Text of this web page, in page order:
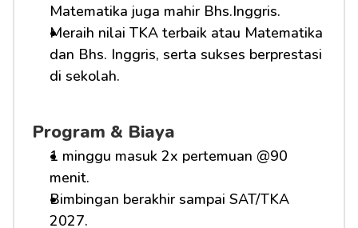
Matematika juga mahir Bhs.Inggris.
Meraih nilai TKA terbaik atau Matematika
dan Bhs. Inggris, serta sukses berprestasi
di sekolah.
Program & Biaya
1 minggu masuk 2x pertemuan @90
menit.
Bimbingan berakhir sampai SAT/TKA
2027.